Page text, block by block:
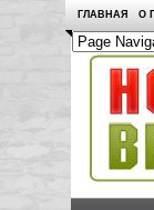
ГЛАВНАЯ О